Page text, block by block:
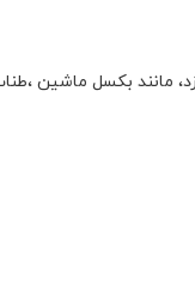
مانند بکسل ماشین